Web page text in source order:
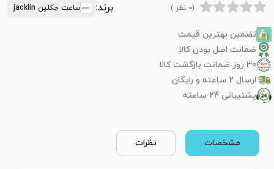
(0 نظر ) برند: ساعت جکلین jacklin
تضمین بهترین قیمت
ضمانت اصل بودن کالا
30 روز ضمانت بازگشت کالا
ارسال 2 ساعته و رایگان
پشتیبانی 24 ساعته
مشخصات نظرات